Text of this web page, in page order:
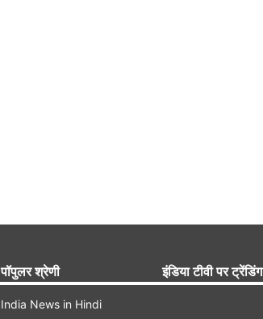
पॉपुलर श्रेणी
India News in Hindi
इंडिया टीवी पर ट्रेंडिंग